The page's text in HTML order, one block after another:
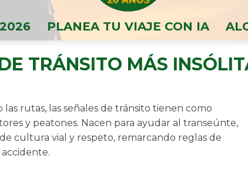
PLANEA TU VIAJE CON IA
TRÁNSITO MÁS
las rutas, las señales de tránsito tienen como
y peatones. Nacen para ayudar al transeúnte,
cultura vial y respeto, remarcando reglas de